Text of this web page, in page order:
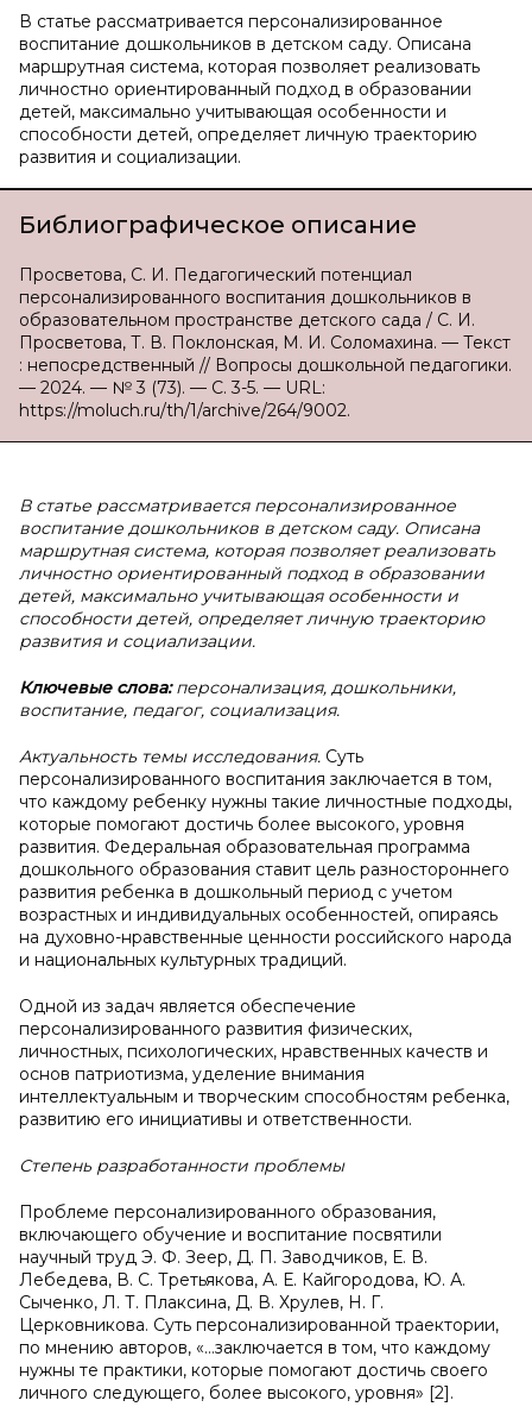
В статье рассматривается персонализированное
воспитание дошкольников в детском саду. Описана
маршрутная система, которая позволяет реализовать
личностно ориентированный подход в образовании
детей, максимально учитывающая особенности и
способности детей, определяет личную траекторию
развития и социализации.
Библиографическое описание
Просветова, С. И. Педагогический потенциал
персонализированного воспитания дошкольников в
образовательном пространстве детского сада / С. И.
Просветова, Т. В. Поклонская, М. И. Соломахина. — Текст
: непосредственный // Вопросы дошкольной педагогики.
— 2024. — № 3 (73). — С. 3-5. — URL:
https://moluch.ru/th/1/archive/264/9002.
В статье рассматривается персонализированное
воспитание дошкольников в детском саду. Описана
маршрутная система, которая позволяет реализовать
личностно ориентированный подход в образовании
детей, максимально учитывающая особенности и
способности детей, определяет личную траекторию
развития и социализации.
Ключевые слова:персонализация, дошкольники,
воспитание, педагог, социализация.
Актуальность темы исследования. Суть
персонализированного воспитания заключается в том,
что каждому ребенку нужны такие личностные подходы,
которые помогают достичь более высокого, уровня
развития. Федеральная образовательная программа
дошкольного образования ставит цель разностороннего
развития ребенка в дошкольный период с учетом
возрастных и индивидуальных особенностей, опираясь
на духовно-нравственные ценности российского народа
и национальных культурных традиций.
Одной из задач является обеспечение
персонализированного развития физических,
личностных, психологических, нравственных качеств и
основ патриотизма, уделение внимания
интеллектуальным и творческим способностям ребенка,
развитию его инициативы и ответственности.
Степень разработанности проблемы
Проблеме персонализированного образования,
включающего обучение и воспитание посвятили
научный труд Э. Ф. Зеер, Д. П. Заводчиков, Е. В.
Лебедева, В. С. Третьякова, А. Е. Кайгородова, Ю. А.
Сыченко, Л. Т. Плаксина, Д. В. Хрулев, Н. Г.
Церковникова. Суть персонализированной траектории,
по мнению авторов, «…заключается в том, что каждому
нужны те практики, которые помогают достичь своего
личного следующего, более высокого, уровня» [2].